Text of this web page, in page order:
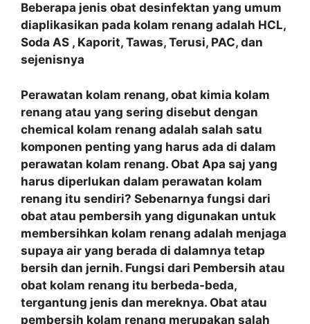
Beberapa jenis obat desinfektan yang umum
diaplikasikan pada kolam renang adalah HCL,
Soda AS , Kaporit, Tawas, Terusi, PAC, dan
sejenisnya
Perawatan kolam renang, obat kimia kolam
renang atau yang sering disebut dengan
chemical kolam renang adalah salah satu
komponen penting yang harus ada di dalam
perawatan kolam renang. Obat Apa saj yang
harus diperlukan dalam perawatan kolam
renang itu sendiri? Sebenarnya fungsi dari
obat atau pembersih yang digunakan untuk
membersihkan kolam renang adalah menjaga
supaya air yang berada di dalamnya tetap
bersih dan jernih. Fungsi dari Pembersih atau
obat kolam renang itu berbeda-beda,
tergantung jenis dan mereknya. Obat atau
pembersih kolam renang merupakan salah